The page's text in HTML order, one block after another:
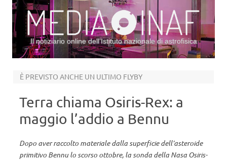
Il notiziario online dell’Istituto nazionale di astrofisica
È PREVISTO ANCHE UN ULTIMO FLYBY
Terra chiama Osiris-Rex: a
maggio l’addio a Bennu
Dopo aver raccolto materiale dalla superficie dell’asteroide
primitivo Bennu lo scorso ottobre, la sonda della Nasa Osiris-